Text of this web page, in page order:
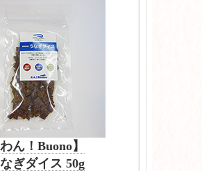
わん！Buono】
ぎダイス 50g